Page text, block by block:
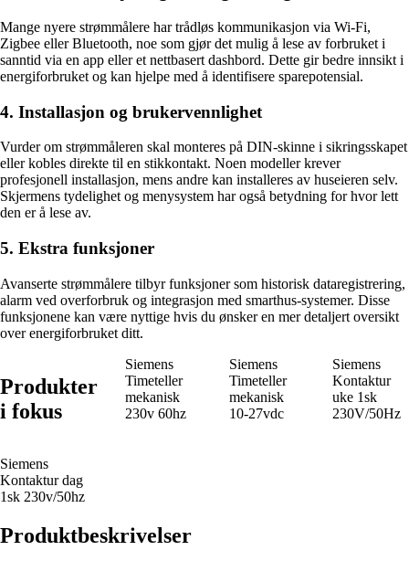
Mange nyere strømmålere har trådløs kommunikasjon via Wi-Fi,
Zigbee eller Bluetooth, noe som gjør det mulig å lese av forbruket i
sanntid via en app eller et nettbasert dashbord. Dette gir bedre innsikt i
energiforbruket og kan hjelpe med å identifisere sparepotensial.
4. Installasjon og brukervennlighet
Vurder om strømmåleren skal monteres på DIN-skinne i sikringsskapet
eller kobles direkte til en stikkontakt. Noen modeller krever
profesjonell installasjon, mens andre kan installeres av huseieren selv.
Skjermens tydelighet og menysystem har også betydning for hvor lett
den er å lese av.
5. Ekstra funksjoner
Avanserte strømmålere tilbyr funksjoner som historisk dataregistrering,
alarm ved overforbruk og integrasjon med smarthus-systemer. Disse
funksjonene kan være nyttige hvis du ønsker en mer detaljert oversikt
over energiforbruket ditt.
Produkter
i fokus
Siemens
Timeteller
mekanisk
230v 60hz
Siemens
Timeteller
mekanisk
10-27vdc
Siemens
Kontaktur
uke 1sk
230V/50Hz
Siemens
Kontaktur dag
1sk 230v/50hz
Produktbeskrivelser